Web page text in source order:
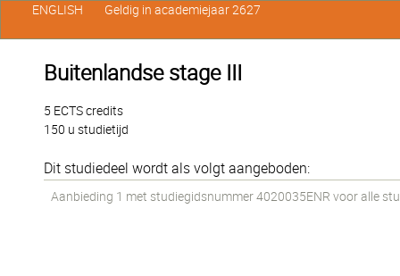
Buitenlandse stage III
5 ECTS credits
150 u studietijd
Dit studiedeel wordt als volgt aangeboden:
Aanbieding 1 met studiegidsnummer 4020035ENR voor alle
ENGLISH Geldig in academiejaar 2627